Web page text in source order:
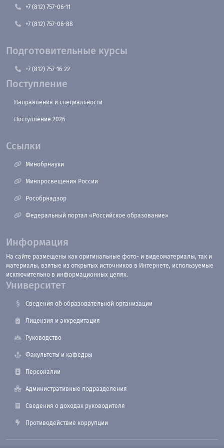
+7 (812) 757-06-11
+7 (812) 757-06-88
Подготовительные курсы
+7 (812) 757-16-22
Поступление
Направления и специальности
Поступление 2026
Ссылки
Минобрнауки
Минпросвещения России
Рособрнадзор
Федеральный портал «Российское образование»
Информация
На сайте размещены как оригинальные фото- и видеоматериалы, так и
материалы, взятые из открытых источников в Интернете, используемые
исключительно в информационных целях.
Университет
Сведения об образовательной организации
Лицензия и аккредитация
Руководство
Факультеты и кафедры
Персоналии
Административные подразделения
Сведения о доходах руководителя
Противодействие коррупции